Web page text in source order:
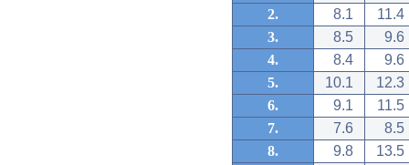
2.
8.1
11.4
3.
8.5
9.6
4.
8.4
9.6
5.
10.1
12.3
6.
9.1
11.5
7.
7.6
8.5
8.
9.8
13.5